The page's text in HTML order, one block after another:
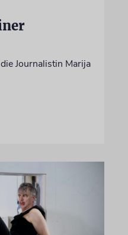
Journalistin Marija